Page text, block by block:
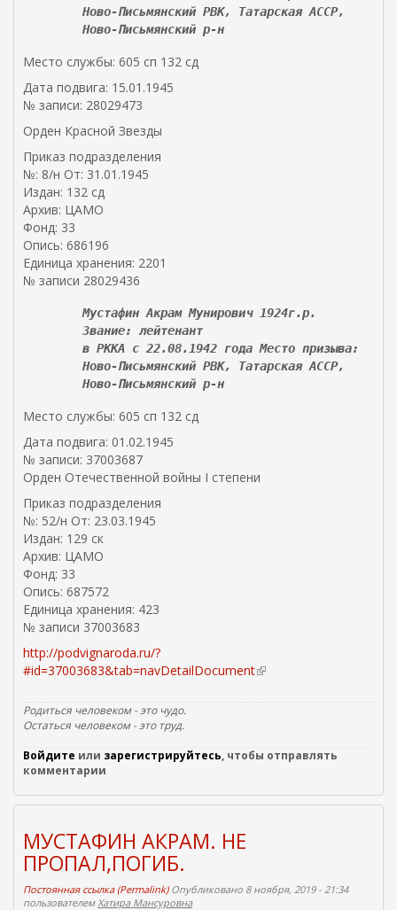
н
Ново-Письмянский РВК, Татарская АССР,
Ново-Письмянский р-н
Место службы: 605 сп 132 сд
Дата подвига: 15.01.1945
№ записи: 28029473
Орден Красной Звезды
Приказ подразделения
№: 8/н От: 31.01.1945
Издан: 132 сд
Архив: ЦАМО
Фонд: 33
Опись: 686196
Единица хранения: 2201
№ записи 28029436
Мустафин Акрам Мунирович 1924г.р.
Звание: лейтенант
в РККА с 22.08.1942 года Место призыва:
Ново-Письмянский РВК, Татарская АССР,
Ново-Письмянский р-н
Место службы: 605 сп 132 сд
Дата подвига: 01.02.1945
№ записи: 37003687
Орден Отечественной войны I степени
Приказ подразделения
№: 52/н От: 23.03.1945
Издан: 129 ск
Архив: ЦАМО
Фонд: 33
Опись: 687572
Единица хранения: 423
№ записи 37003683
http://podvignaroda.ru/?
#id=37003683&tab=navDetailDocument(
н
н
я
Родиться человеком - это чудо.
Остаться человеком - это труд.
Войдите или зарегистрируйтесь, чтобы отправлять
комментарии
МУСТАФИН АКРАМ. НЕ
ПРОПАЛ,ПОГИБ.
Постоянная ссылка (Permalink)Опубликовано 8 ноября, 2019 - 21:34
пользователемХатира Мансуровна